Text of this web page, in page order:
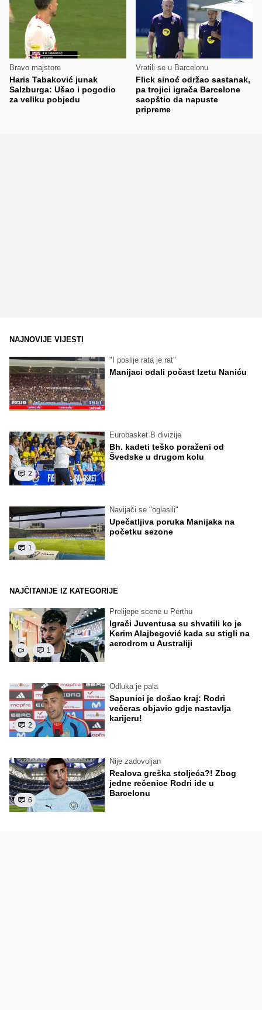
Bravo majstore
Haris Tabaković junak
Salzburga: Ušao i pogodio
za veliku pobjedu
Vratili se u Barcelonu
Flick sinoć održao sastanak,
pa trojici igrača Barcelone
saopštio da napuste
pripreme
NAJNOVIJE VIJESTI
"I poslije rata je rat"
Manijaci odali počast Izetu Naniću
2
Eurobasket B divizije
Bh. kadeti teško poraženi od
Švedske u drugom kolu
1
Navijači se "oglasili"
Upečatljiva poruka Manijaka na
početku sezone
NAJČITANIJE IZ KATEGORIJE
1
Prelijepe scene u Perthu
Igrači Juventusa su shvatili ko je
Kerim Alajbegović kada su stigli na
aerodrom u Australiji
2
Odluka je pala
Sapunici je došao kraj: Rodri
večeras objavio gdje nastavlja
karijeru!
6
Nije zadovoljan
Realova greška stoljeća?! Zbog
jedne rečenice Rodri ide u
Barcelonu